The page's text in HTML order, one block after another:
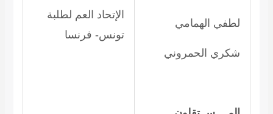
الإتحاد العم لطلبة
تونس- فرنسا
لطفي الهمامي
شكري الحمروني